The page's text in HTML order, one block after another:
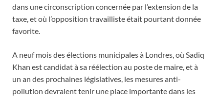
dans une circonscription concernée par l’extension de la
taxe, et où l’opposition travailliste était pourtant donnée
favorite.
A neuf mois des élections municipales à Londres, où Sadiq
Khan est candidat à sa réélection au poste de maire, et à
un an des prochaines législatives, les mesures anti-
pollution devraient tenir une place importante dans les